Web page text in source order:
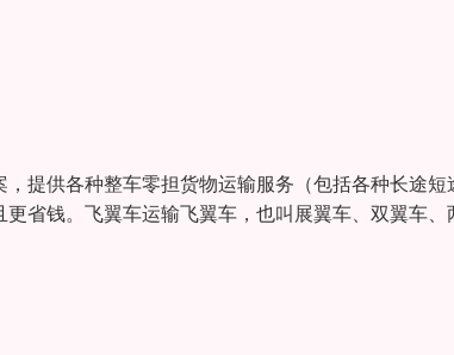
提供各种整车零担货物运输服务（包括各种长途短
省钱。飞翼车运输飞翼车，也叫展翼车、双翼车、